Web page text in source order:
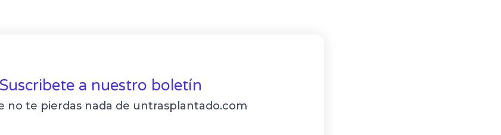
Suscribete a nuestro boletín
no te pierdas nada de untrasplantado.com